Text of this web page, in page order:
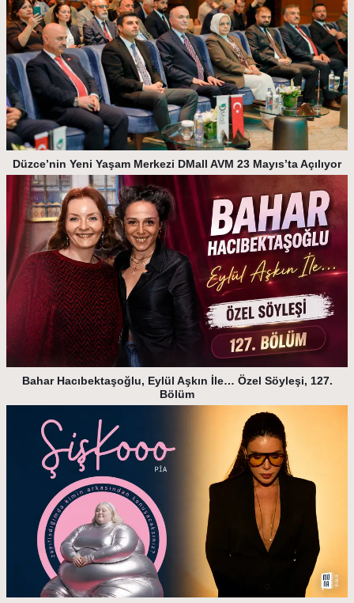
Düzce’nin Yeni Yaşam Merkezi DMall AVM 23 Mayıs’ta Açılıyor
Bahar Hacıbektaşoğlu, Eylül Aşkın İle… Özel Söyleşi, 127.
Bölüm